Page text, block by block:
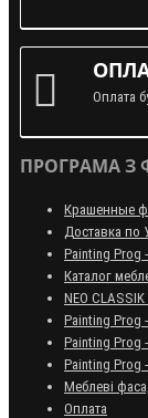
Оплата
ПРОГРАМА З
Крашенные
Доставка по
Painting Prog
Каталог
NEO
Painting Prog
Painting Prog
Painting Prog
Меблеві
Оплата